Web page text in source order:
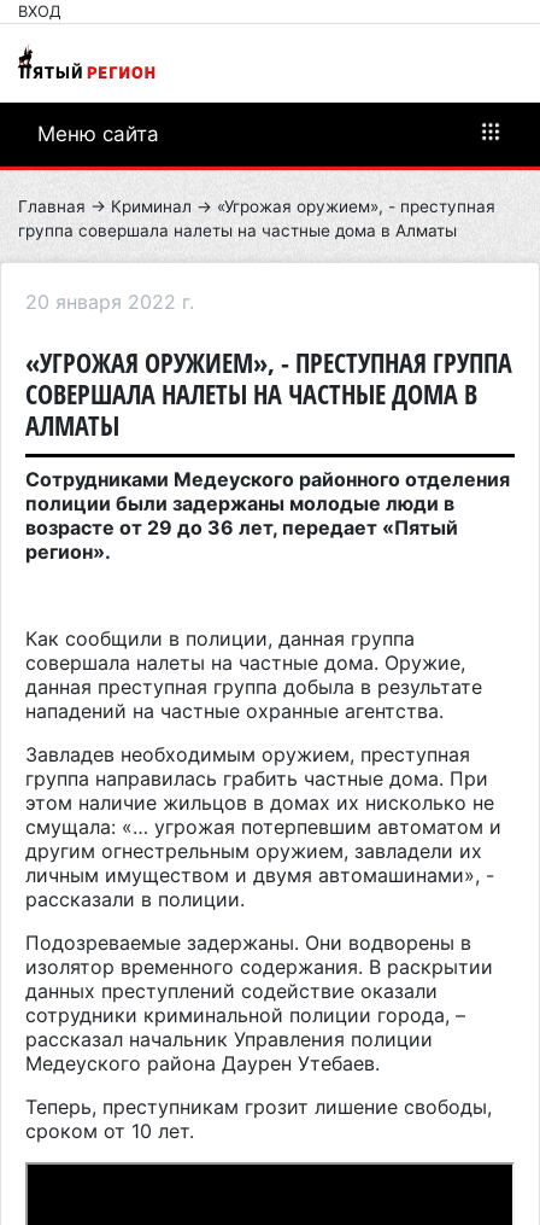
ВХОД
Меню сайта
Главная → Криминал → «Угрожая оружием», - преступная
группа совершала налеты на частные дома в Алматы
20 января 2022 г.
«УГРОЖАЯ ОРУЖИЕМ», - ПРЕСТУПНАЯ ГРУППА
СОВЕРШАЛА НАЛЕТЫ НА ЧАСТНЫЕ ДОМА В
АЛМАТЫ
Сотрудниками Медеуского районного отделения
полиции были задержаны молодые люди в
возрасте от 29 до 36 лет, передает «Пятый
регион».
Как сообщили в полиции, данная группа
совершала налеты на частные дома. Оружие,
данная преступная группа добыла в результате
нападений на частные охранные агентства.
Завладев необходимым оружием, преступная
группа направилась грабить частные дома. При
этом наличие жильцов в домах их нисколько не
смущала: «… угрожая потерпевшим автоматом и
другим огнестрельным оружием, завладели их
личным имуществом и двумя автомашинами», -
рассказали в полиции.
Подозреваемые задержаны. Они водворены в
изолятор временного содержания. В раскрытии
данных преступлений содействие оказали
сотрудники криминальной полиции города, –
рассказал начальник Управления полиции
Медеуского района Даурен Утебаев.
Теперь, преступникам грозит лишение свободы,
сроком от 10 лет.